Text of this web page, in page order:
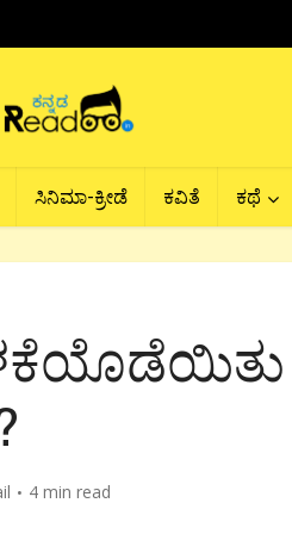
ಸಿನಿಮಾ-ಕ್ರೀಡೆ ಕವಿತೆ ಕಥೆ
4 min read